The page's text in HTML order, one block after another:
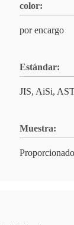
color:
por encargo
Estándar:
JIS, AiSi,
Muestra:
Proporcionado